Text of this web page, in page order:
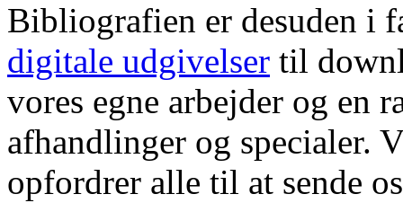
Bibliografien er desuden i
digitale udgivelser til
vores egne arbejder og en
afhandlinger og specialer.
opfordrer alle til at sende